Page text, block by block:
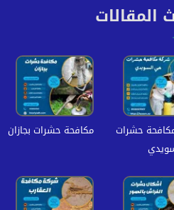
المقالات
حشرات
مكافحة حشرات بجازان